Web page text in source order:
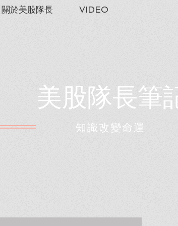
關於美股隊長 VIDEO
美股隊長筆
​知識改變命運